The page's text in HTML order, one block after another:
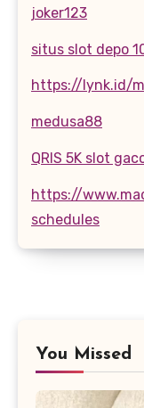
joker123
situs slot depo
https://lynk.id/
medusa88
QRIS 5K slot
https://
schedules
You Missed